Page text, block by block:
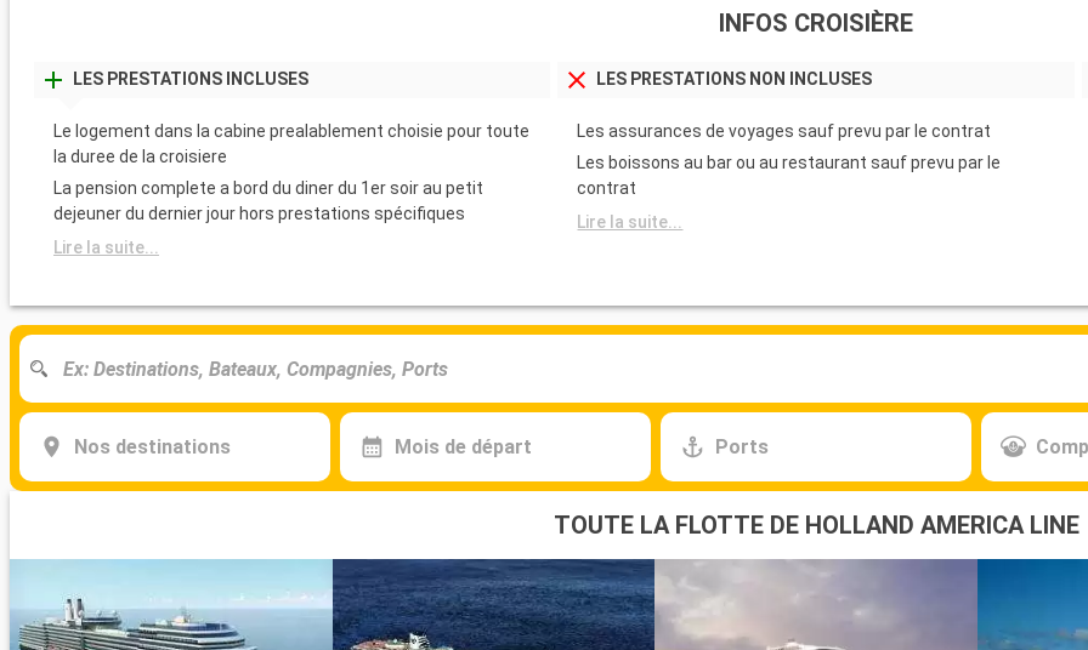
INFOS CROISIÈRE
LES PRESTATIONS INCLUSES
Le logement dans la cabine prealablement choisie pour toute
la duree de la croisiere
La pension complete a bord du diner du 1er soir au petit
dejeuner du dernier jour hors prestations spécifiques
Lire la suite...
LES PRESTATIONS NON INCLUSES
Les assurances de voyages sauf prevu par le contrat
Les boissons au bar ou au restaurant sauf prevu par le
contrat
Lire la suite...
Nos destinations Mois de départ Ports
TOUTE LA FLOTTE DE HOLLAND AMERICA LINE